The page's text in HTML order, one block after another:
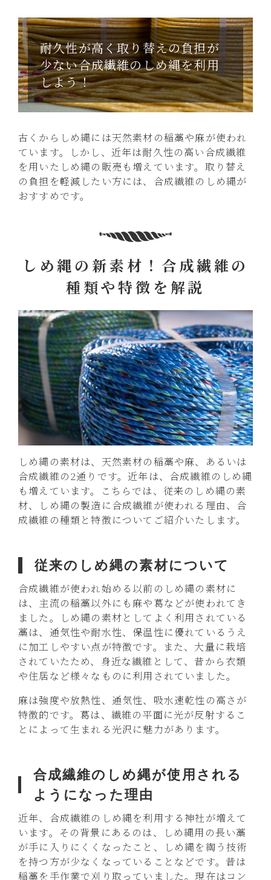
耐久性が高く取り替えの負担が
少ない合成繊維のしめ縄を利用
しよう！
古くからしめ縄には天然素材の稲藁や麻が使われ
ています。しかし、近年は耐久性の高い合成繊維
を用いたしめ縄の販売も増えています。取り替え
の負担を軽減したい方には、合成繊維のしめ縄が
おすすめです。
しめ縄の新素材！合成繊維の
種類や特徴を解説
しめ縄の素材は、天然素材の稲藁や麻、あるいは
合成繊維の2通りです。近年は、合成繊維のしめ縄
も増えています。こちらでは、従来のしめ縄の素
材、しめ縄の製造に合成繊維が使われる理由、合
成繊維の種類と特徴についてご紹介いたします。
従来のしめ縄の素材について
合成繊維が使われ始める以前のしめ縄の素材に
は、主流の稲藁以外にも麻や葛などが使われてき
ました。しめ縄の素材としてよく利用されている
藁は、通気性や耐水性、保温性に優れているうえ
に加工しやすい点が特徴です。また、大量に栽培
されていたため、身近な繊維として、昔から衣類
や住居など様々なものに利用されていました。
麻は強度や放熱性、通気性、吸水速乾性の高さが
特徴的です。葛は、繊維の平面に光が反射するこ
とによって生まれる光沢に魅力があります。
合成繊維のしめ縄が使用される
ようになった理由
近年、合成繊維のしめ縄を利用する神社が増えて
います。その背景にあるのは、しめ縄用の長い藁
が手に入りにくくなったこと、しめ縄を綯う技術
を持つ方が少なくなっていることなどです。昔は
稲藁を手作業で刈り取っていました。現在はコン